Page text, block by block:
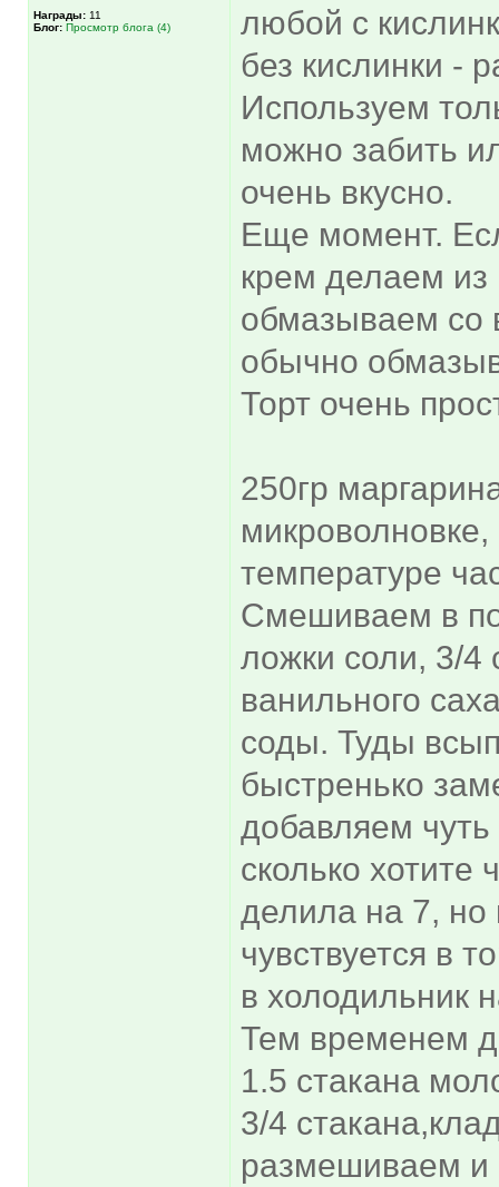
Награды: 11
Блог: Просмотр блога (4)
любой с
без кислинки -
Используем
можно забить
очень вкусно.
Еще момент.
крем делаем из
обмазываем со
обычно
Торт очень
250гр
температуре
Смешиваем в
ложки соли, 3/4
ванильного
соды. Туды
быстренько
добавляем
сколько
делила на 7,
чувствуется в
в холодильник
Тем временем
1.5 стакана
3/4
размешиваем и